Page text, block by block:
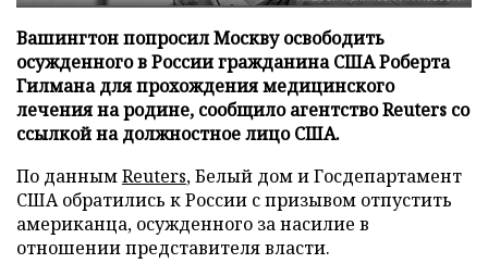
Вашингтон попросил Москву освободить
осужденного в России гражданина США Роберта
Гилмана для прохождения медицинского
лечения на родине, сообщило агентство Reuters со
ссылкой на должностное лицо США.
По даннымReuters, Белый дом и Госдепартамент
США обратились к России с призывом отпустить
американца, осужденного за насилие в
отношении представителя власти.